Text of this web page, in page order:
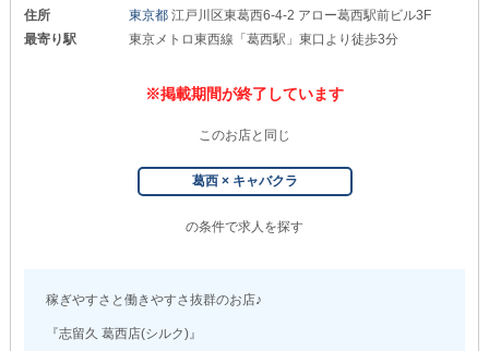
住所
東京都江戸川区東葛西6-4-2 アロー葛西駅前ビル3F
最寄り駅
東京メトロ東西線「葛西駅」東口より徒歩3分
※掲載期間が終了しています
このお店と同じ
葛西 × キャバクラ
の条件で求人を探す
稼ぎやすさと働きやすさ抜群のお店♪
『志留久 葛西店(シルク)』